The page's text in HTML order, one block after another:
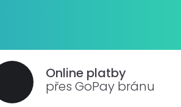
Online platby
přes GoPay bránu